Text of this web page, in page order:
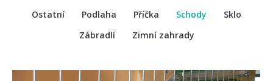
Ostatní
Podlaha Příčka Schody
Sklo
Zábradlí
Zimní zahrady